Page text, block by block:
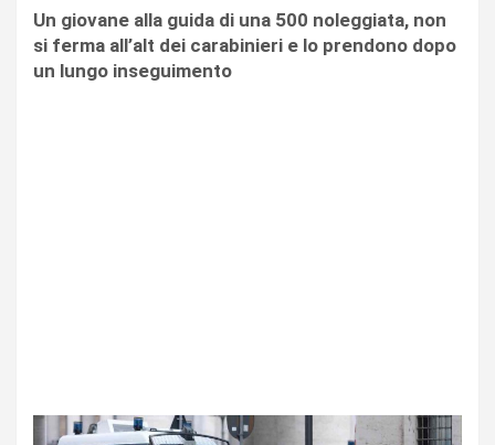
Un giovane alla guida di una 500 noleggiata, non
si ferma all’alt dei carabinieri e lo prendono dopo
un lungo inseguimento